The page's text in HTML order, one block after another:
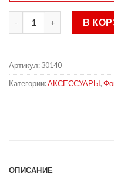
В
Артикул:30140
Категории:АКСЕССУАРЫ,
ОПИСАНИЕ